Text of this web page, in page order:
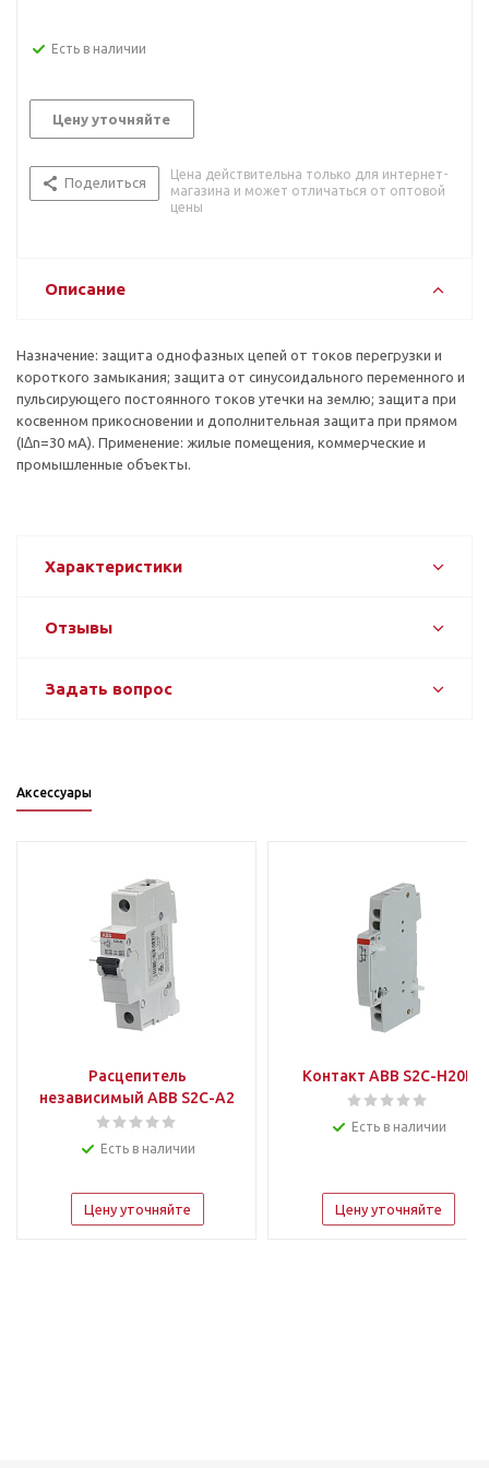
Есть в наличии
Цену уточняйте
Поделиться
Цена действительна только для интернет-
магазина и может отличаться от оптовой
цены
Описание
Назначение: защита однофазных цепей от токов перегрузки и
короткого замыкания; защита от синусоидального переменного и
пульсирующего постоянного токов утечки на землю; защита при
косвенном прикосновении и дополнительная защита при прямом
(I∆n=30 мА). Применение: жилые помещения, коммерческие и
промышленные объекты.
Характеристики
Отзывы
Задать вопрос
Аксессуары
Расцепитель
независимый ABB S2C-A2
Есть в наличии
Цену уточняйте
Контакт ABB S2C-H20L
Есть в наличии
Цену уточняйте